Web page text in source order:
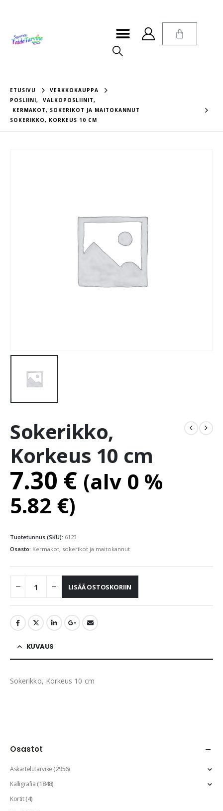
ETUSIVU
VERKKOKAUPPA
POSLIINI, VALKOPOSLIINIT,
KERMAKOT, SOKERIKOT JA MAITOKANNUT
SOKERIKKO, KORKEUS 10 CM
Sokerikko,
Korkeus 10 cm
7.30 € (alv 0 %
5.82 €)
Tuotetunnus (SKU): 6123
Osasto: Kermakot, sokerikot ja maitokannut
LISÄÄ OSTOSKORIIN
KUVAUS
Sokerikko, Korkeus 10 cm
Osastot
Askartelutarvike(2956)
Kalligrafia(1848)
Kortit(4)